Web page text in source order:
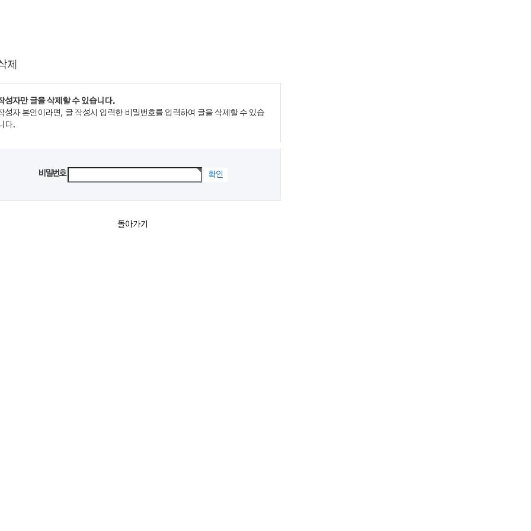
제
성자만 글을 삭제할 수 있습니다.
성자 본인이라면, 글 작성시 입력한 비밀번호를 입력하여 글을 삭제할 수 있습
다.
비밀번호
돌아가기